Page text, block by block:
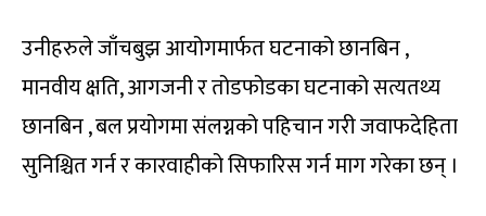
उनीहरुले जाँचबुझ आयोगमार्फत घटनाको छानबिन ,
मानवीय क्षति, आगजनी र तोडफोडका घटनाको सत्यतथ्य
छानबिन , बल प्रयोगमा संलग्नको पहिचान गरी जवाफदेहिता
सुनिश्चित गर्न र कारवाहीको सिफारिस गर्न माग गरेका छन् ।